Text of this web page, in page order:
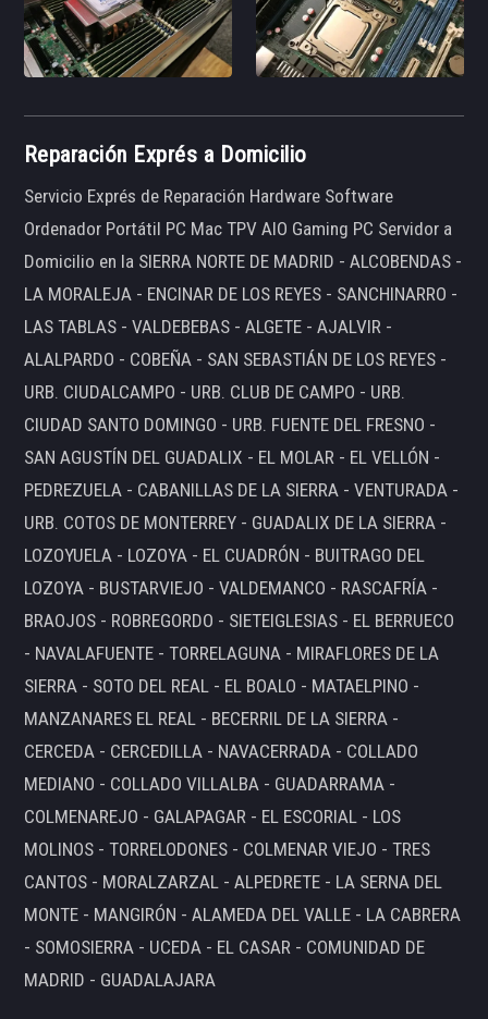
Reparación Exprés a Domicilio
Servicio Exprés de Reparación Hardware Software
Ordenador Portátil PC Mac TPV AIO Gaming PC Servidor a
Domicilio en la SIERRA NORTE DE MADRID - ALCOBENDAS -
LA MORALEJA - ENCINAR DE LOS REYES - SANCHINARRO -
LAS TABLAS - VALDEBEBAS - ALGETE - AJALVIR -
ALALPARDO - COBEÑA - SAN SEBASTIÁN DE LOS REYES -
URB. CIUDALCAMPO - URB. CLUB DE CAMPO - URB.
CIUDAD SANTO DOMINGO - URB. FUENTE DEL FRESNO -
SAN AGUSTÍN DEL GUADALIX - EL MOLAR - EL VELLÓN -
PEDREZUELA - CABANILLAS DE LA SIERRA - VENTURADA -
URB. COTOS DE MONTERREY - GUADALIX DE LA SIERRA -
LOZOYUELA - LOZOYA - EL CUADRÓN - BUITRAGO DEL
LOZOYA - BUSTARVIEJO - VALDEMANCO - RASCAFRÍA -
BRAOJOS - ROBREGORDO - SIETEIGLESIAS - EL BERRUECO
- NAVALAFUENTE - TORRELAGUNA - MIRAFLORES DE LA
SIERRA - SOTO DEL REAL - EL BOALO - MATAELPINO -
MANZANARES EL REAL - BECERRIL DE LA SIERRA -
CERCEDA - CERCEDILLA - NAVACERRADA - COLLADO
MEDIANO - COLLADO VILLALBA - GUADARRAMA -
COLMENAREJO - GALAPAGAR - EL ESCORIAL - LOS
MOLINOS - TORRELODONES - COLMENAR VIEJO - TRES
CANTOS - MORALZARZAL - ALPEDRETE - LA SERNA DEL
MONTE - MANGIRÓN - ALAMEDA DEL VALLE - LA CABRERA
- SOMOSIERRA - UCEDA - EL CASAR - COMUNIDAD DE
MADRID - GUADALAJARA